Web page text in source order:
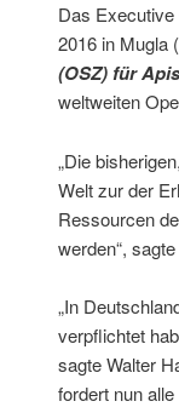
Das
2016 in Mugla
(OSZ) für
weltweiten
„Die
Welt zur der
Ressourcen
werden“,
„In
verpflichtet
sagte Walter
fordert nun